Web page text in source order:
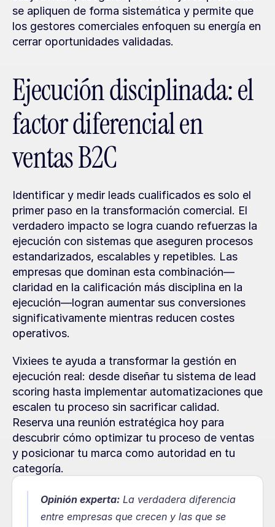
se apliquen de forma sistemática y permite que
los gestores comerciales enfoquen su energía en
cerrar oportunidades validadas.
Ejecución disciplinada: el
factor diferencial en
ventas B2C
Identificar y medir leads cualificados es solo el
primer paso en la transformación comercial. El
verdadero impacto se logra cuando refuerzas la
ejecución con sistemas que aseguren procesos
estandarizados, escalables y repetibles. Las
empresas que dominan esta combinación—
claridad en la calificación más disciplina en la
ejecución—logran aumentar sus conversiones
significativamente mientras reducen costes
operativos.
Vixiees te ayuda a transformar la gestión en
ejecución real: desde diseñar tu sistema de lead
scoring hasta implementar automatizaciones que
escalen tu proceso sin sacrificar calidad.
Reserva una reunión estratégica hoy para
descubrir cómo optimizar tu proceso de ventas
y posicionar tu marca como autoridad en tu
categoría.
Opinión experta: La verdadera diferencia
entre empresas que crecen y las que se